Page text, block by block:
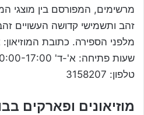
מרשימים, המפורסם בין מוצגי
זהב ותשמישי קדושה העשויים
מלפני הספירה. כתובת המוזיאון: Calea Victoriei 12
שעות פתיחה: א'-ד' 10:00-17:00
טלפון: 3158207
מוזיאונים ופארקים